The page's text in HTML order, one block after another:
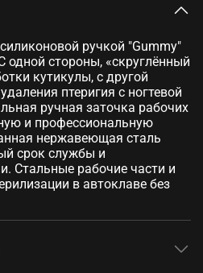
ручкой "Gummy"
одной стороны, «скруглённый
кутикулы, с другой
птеригия с ногтевой
ручная заточка рабочих
и профессиональную
нержавеющая сталь
срок службы и
Стальные рабочие части и
в автоклаве без